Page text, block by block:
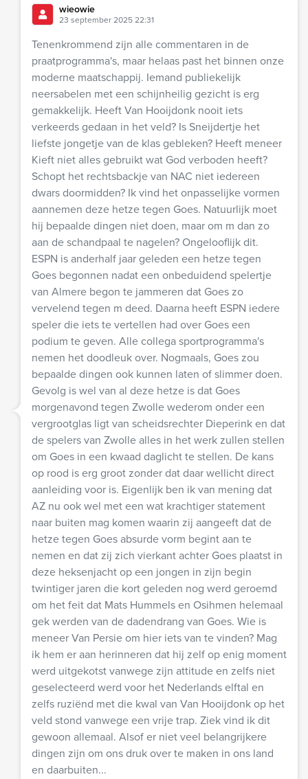
wieowie
23 september 2025 22:31
Tenenkrommend zijn alle commentaren in de
praatprogramma's, maar helaas past het binnen onze
moderne maatschappij. Iemand publiekelijk
neersabelen met een schijnheilig gezicht is erg
gemakkelijk. Heeft Van Hooijdonk nooit iets
verkeerds gedaan in het veld? Is Sneijdertje het
liefste jongetje van de klas gebleken? Heeft meneer
Kieft niet alles gebruikt wat God verboden heeft?
Schopt het rechtsbackje van NAC niet iedereen
dwars doormidden? Ik vind het onpasselijke vormen
aannemen deze hetze tegen Goes. Natuurlijk moet
hij bepaalde dingen niet doen, maar om m dan zo
aan de schandpaal te nagelen? Ongelooflijk dit.
ESPN is anderhalf jaar geleden een hetze tegen
Goes begonnen nadat een onbeduidend spelertje
van Almere begon te jammeren dat Goes zo
vervelend tegen m deed. Daarna heeft ESPN iedere
speler die iets te vertellen had over Goes een
podium te geven. Alle collega sportprogramma's
nemen het doodleuk over. Nogmaals, Goes zou
bepaalde dingen ook kunnen laten of slimmer doen.
Gevolg is wel van al deze hetze is dat Goes
morgenavond tegen Zwolle wederom onder een
vergrootglas ligt van scheidsrechter Dieperink en dat
de spelers van Zwolle alles in het werk zullen stellen
om Goes in een kwaad daglicht te stellen. De kans
op rood is erg groot zonder dat daar wellicht direct
aanleiding voor is. Eigenlijk ben ik van mening dat
AZ nu ook wel met een wat krachtiger statement
naar buiten mag komen waarin zij aangeeft dat de
hetze tegen Goes absurde vorm begint aan te
nemen en dat zij zich vierkant achter Goes plaatst in
deze heksenjacht op een jongen in zijn begin
twintiger jaren die kort geleden nog werd geroemd
om het feit dat Mats Hummels en Osihmen helemaal
gek werden van de dadendrang van Goes. Wie is
meneer Van Persie om hier iets van te vinden? Mag
ik hem er aan herinneren dat hij zelf op enig moment
werd uitgekotst vanwege zijn attitude en zelfs niet
geselecteerd werd voor het Nederlands elftal en
zelfs ruziënd met die kwal van Van Hooijdonk op het
veld stond vanwege een vrije trap. Ziek vind ik dit
gewoon allemaal. Alsof er niet veel belangrijkere
dingen zijn om ons druk over te maken in ons land
en daarbuiten...